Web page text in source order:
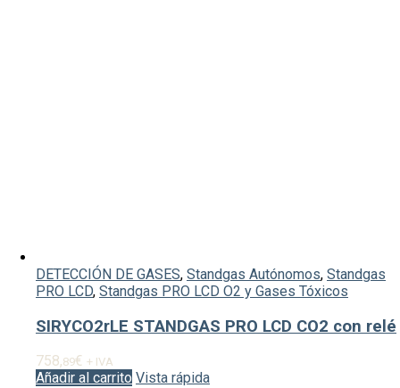
DETECCIÓN DE GASES, Standgas Autónomos, Standgas
PRO LCD, Standgas PRO LCD O2 y Gases Tóxicos
SIRYCO2rLE STANDGAS PRO LCD CO2 con relé
758,89€ + IVA
Añadir al carrito Vista rápida